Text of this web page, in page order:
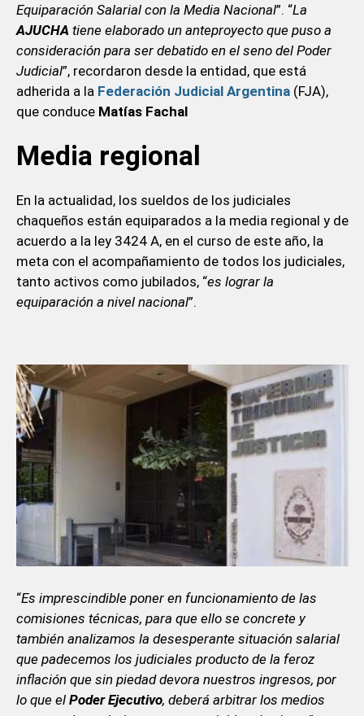
Equiparación Salarial con la Media Nacional”. “La
AJUCHA tiene elaborado un anteproyecto que puso a
consideración para ser debatido en el seno del Poder
Judicial”, recordaron desde la entidad, que está
adherida a la Federación Judicial Argentina (FJA),
que conduce Matías Fachal
Media regional
En la actualidad, los sueldos de los judiciales
chaqueños están equiparados a la media regional y de
acuerdo a la ley 3424 A, en el curso de este año, la
meta con el acompañamiento de todos los judiciales,
tanto activos como jubilados, “es lograr la
equiparación a nivel nacional”.
“Es imprescindible poner en funcionamiento de las
comisiones técnicas, para que ello se concrete y
también analizamos la desesperante situación salarial
que padecemos los judiciales producto de la feroz
inflación que sin piedad devora nuestros ingresos, por
lo que el Poder Ejecutivo, deberá arbitrar los medios